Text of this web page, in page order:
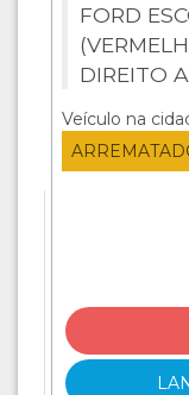
FORD
DIREITO
Veículo na